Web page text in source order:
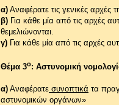
α) Αναφέρατε τις γενικές αρχές
β) Για κάθε μία από τις αρχές
θεμελιώνονται.
γ) Για κάθε μία από τις αρχές
Θέμα 3ο: Αστυνομική
α) Αναφέρατε συνοπτικά τα
αστυνομικών οργάνων»